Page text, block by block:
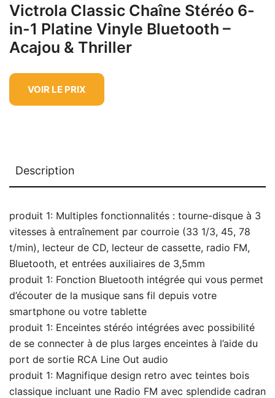
Victrola Classic Chaîne Stéréo 6-
in-1 Platine Vinyle Bluetooth –
Acajou & Thriller
VOIR LE PRIX
Description
produit 1: Multiples fonctionnalités : tourne-disque à 3
vitesses à entraînement par courroie (33 1/3, 45, 78
t/min), lecteur de CD, lecteur de cassette, radio FM,
Bluetooth, et entrées auxiliaires de 3,5mm
produit 1: Fonction Bluetooth intégrée qui vous permet
d’écouter de la musique sans fil depuis votre
smartphone ou votre tablette
produit 1: Enceintes stéréo intégrées avec possibilité
de se connecter à de plus larges enceintes à l’aide du
port de sortie RCA Line Out audio
produit 1: Magnifique design retro avec teintes bois
classique incluant une Radio FM avec splendide cadran